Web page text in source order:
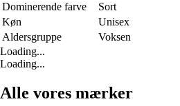
Dominerende farve
Sort
Køn
Unisex
Aldersgruppe
Voksen
Loading...
Loading...
Alle vores mærker